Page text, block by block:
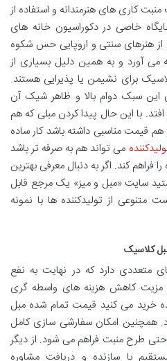
کاری های هنرمندانه و استفاده از
خاصی در دکوراسیون خانه های
از هنرهای سنتی و اروپایی حس شکوه
آورد و به همین دلیل بسیاری از
برای نشیمن یا پذیرایی هستند.
این سبک دوام بالا و ظاهر شیک آن
با این حال پیدا کردن مبلی که هم
قیمت مناسبی داشته باشد کار ساده
می تواند هم به صرفه تر باشد
کند. اگر به دنبال معرفی بهترین
سایت «مبل و میز» یک مرجع قابل
متنوعی از تولیدکننده ها با نمونه
کلاسیک
متعددی دارد که در نهایت به نفع
مزیت کاهش هزینه های واسطه گری
خرید می کنید قیمت تمام شده مبل
همچنین امکان سفارشی سازی کامل
حتی طرح منبت فراهم می شود. از دیگر
با سازنده و دریافت مشاوره